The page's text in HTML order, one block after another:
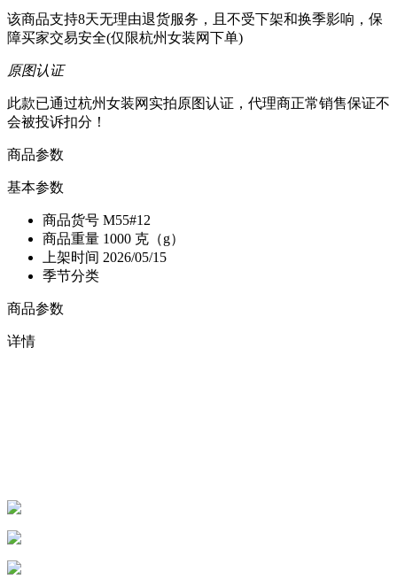
该商品支持8天无理由退货服务，且不受下架和换季影响，保
障买家交易安全(仅限杭州女装网下单)
原图认证
此款已通过杭州女装网实拍原图认证，代理商正常销售保证不
会被投诉扣分！
商品参数
基本参数
商品货号 M55#12
商品重量 1000 克（g）
上架时间 2026/05/15
季节分类
商品参数
详情